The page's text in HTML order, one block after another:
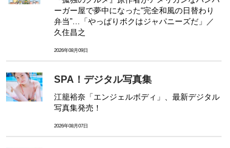
ーガー屋で夢中になった“完全和風の日替わり
弁当”…「やっぱりボクはジャパニーズだ」／
久住昌之
2026年08月09日
SPA！デジタル写真集
江籠裕奈「エンジェルボディ」、最新デジタル
写真集発売！
2026年08月07日